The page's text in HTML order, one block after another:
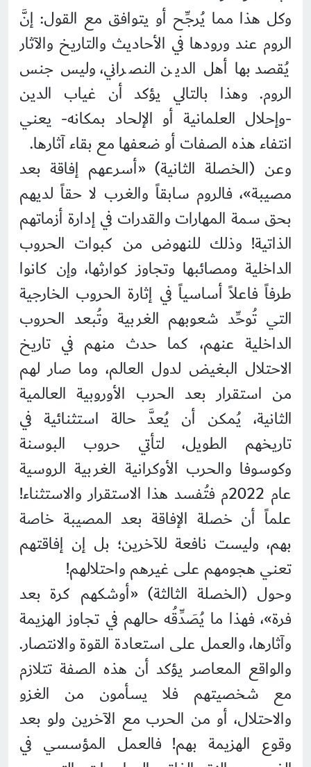
وكل هذا مما يُرجِّح أو يتوافق مع القول: إنَّ
الروم عند ورودها في الأحاديث والتاريخ والآثار
يُقصد بها أهل الدين النصراني، وليس جنس
الروم. وهذا بالتالي يؤكد أن غياب الدين
-وإحلال العلمانية أو الإلحاد بمكانه- يعني
انتفاء هذه الصفات أو ضعفها مع بقاء آثارها.
وعن (الخصلة الثانية) «أسرعهم إفاقة بعد
مصيبة»، فالروم سابقاً والغرب لا حقاً لديهم
بحق سمة المهارات والقدرات في إدارة أزماتهم
الذاتية! وذلك للنهوض من كبوات الحروب
الداخلية ومصائبها وتجاوز كوارثها، وإن كانوا
طرفاً فاعلاً أساسياً في إثارة الحروب الخارجية
التي تُوحِّد شعوبهم الغربية وتُبعد الحروب
الداخلية عنهم، كما حدث منهم في تاريخ
الاحتلال البغيض لدول العالم، وما صار لهم
من استقرار بعد الحرب الأوروبية العالمية
الثانية، يُمكن أن يُعدَّ حالة استثنائية في
تاريخهم الطويل، لتأتي حروب البوسنة
وكوسوفا والحرب الأوكرانية الغربية الروسية
عام 2022م فتُفسد هذا الاستقرار والاستثناء!
علماً أن خصلة الإفاقة بعد المصيبة خاصة
بهم، وليست نافعة للآخرين؛ بل إن إفاقتهم
تعني هجومهم على غيرهم واحتلالهم!
وحول (الخصلة الثالثة) «أوشكهم كرة بعد
فرة»، فهذا ما يُصَدِّقُه حالهم في تجاوز الهزيمة
وآثارها، والعمل على استعادة القوة والانتصار.
والواقع المعاصر يؤكد أن هذه الصفة تتلازم
مع شخصيتهم فلا يسأمون من الغزو
والاحتلال، أو من الحرب مع الآخرين ولو بعد
وقوع الهزيمة بهم! فالعمل المؤسسي في